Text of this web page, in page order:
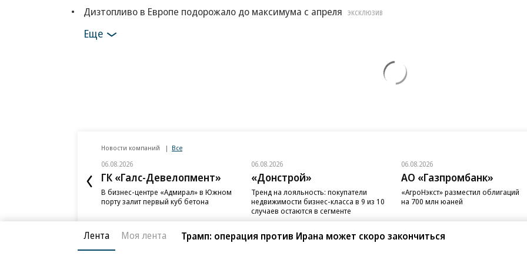
Дизтопливо в Европе подорожало до максимума с апреля
ЭКСКЛЮЗИВ
Еще
Новости компаний Все
06.08.2026
ГК «Галс-Девелопмент»
В бизнес-центре «Адмирал» в Южном
порту залит первый куб бетона
06.08.2026
«Донстрой»
Тренд на лояльность: покупатели
недвижимости бизнес-класса в 9 из 10
случаев остаются в сегменте
06.08.2026
АО «Газпромбанк»
«АгроНэкст» разместил облигаций
на 700 млн юаней
Лента Моя лента Трамп: операция против Ирана может скоро закончиться